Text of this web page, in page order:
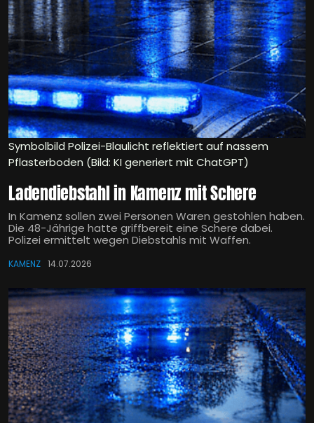
Symbolbild Polizei-Blaulicht reflektiert auf nassem
Pflasterboden (Bild: KI generiert mit ChatGPT)
Ladendiebstahl in Kamenz mit Schere
In Kamenz sollen zwei Personen Waren gestohlen haben.
Die 48-Jährige hatte griffbereit eine Schere dabei.
Polizei ermittelt wegen Diebstahls mit Waffen.
KAMENZ 14.07.2026